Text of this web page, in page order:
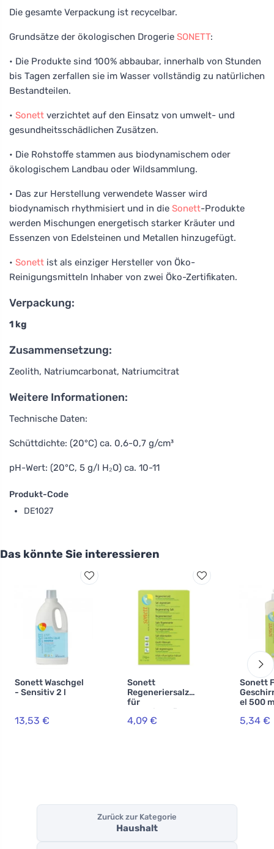
Die gesamte Verpackung ist recycelbar.
Grundsätze der ökologischen Drogerie SONETT:
• Die Produkte sind 100% abbaubar, innerhalb von Stunden
bis Tagen zerfallen sie im Wasser vollständig zu natürlichen
Bestandteilen.
• Sonett verzichtet auf den Einsatz von umwelt- und
gesundheitsschädlichen Zusätzen.
• Die Rohstoffe stammen aus biodynamischem oder
ökologischem Landbau oder Wildsammlung.
• Das zur Herstellung verwendete Wasser wird
biodynamisch rhythmisiert und in die Sonett-Produkte
werden Mischungen energetisch starker Kräuter und
Essenzen von Edelsteinen und Metallen hinzugefügt.
• Sonett ist als einziger Hersteller von Öko-
Reinigungsmitteln Inhaber von zwei Öko-Zertifikaten.
Verpackung:
1 kg
Zusammensetzung:
Zeolith, Natriumcarbonat, Natriumcitrat
Weitere Informationen:
Technische Daten:
Schüttdichte: (20°C) ca. 0,6-0,7 g/cm³
pH-Wert: (20°C, 5 g/l H₂O) ca. 10-11
Produkt-Code
DE1027
Das könnte Sie interessieren
Sonett Waschgel
- Sensitiv 2 l
13,53 €
Sonett
Regeneriersalz
für
Geschirrspüler 2
kg
4,09 €
Sonett
el 500
5,34 €
Zurück zur Kategorie
Haushalt